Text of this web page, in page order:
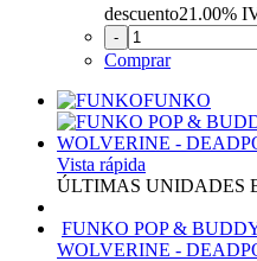
descuento21.00%
-
Comprar
FUNKO
Vista rápida
ÚLTIMAS UNIDADES
FUNKO POP &
WOLVERINE -